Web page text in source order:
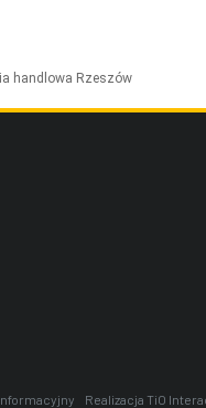
handlowa Rzeszów
Realizacja TiO